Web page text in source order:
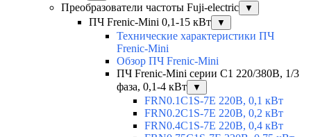
Преобразователи частоты Fuji-electric ▼
ПЧ Frenic-Mini 0,1-15 кВт ▼
Технические характеристики ПЧ
Frenic-Mini
Обзор ПЧ Frenic-Mini
ПЧ Frenic-Mini серии C1 220/380В, 1/3
фаза, 0,1-4 кВт
▼
FRN0.1C1S-7E 220В, 0,1 кВт
FRN0.2C1S-7E 220В, 0,2 кВт
FRN0.4C1S-7E 220В, 0,4 кВт